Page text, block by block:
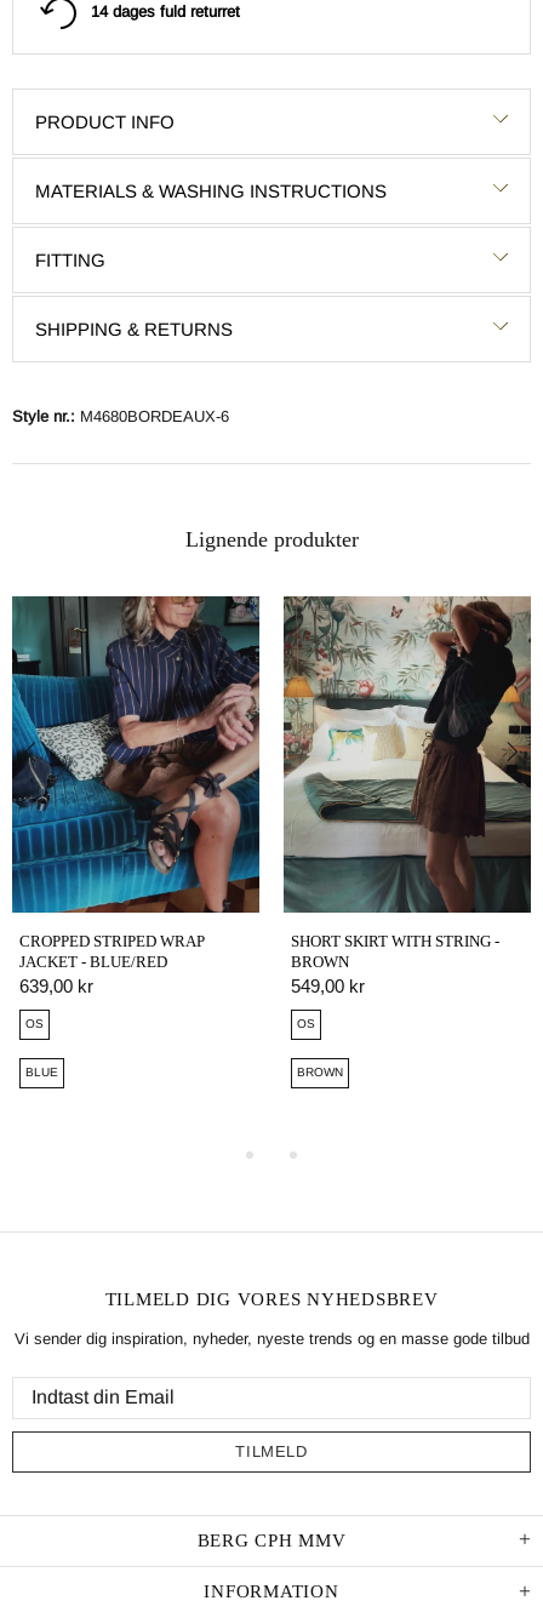
14 dages fuld returret
PRODUCT INFO
MATERIALS & WASHING INSTRUCTIONS
FITTING
SHIPPING & RETURNS
Style nr.: M4680BORDEAUX-6
Lignende produkter
CROPPED STRIPED WRAP
JACKET - BLUE/RED
639,00 kr
OS
BLUE
SHORT SKIRT WITH STRING -
BROWN
549,00 kr
OS
BROWN
TILMELD DIG VORES NYHEDSBREV
Vi sender dig inspiration, nyheder, nyeste trends og en masse gode tilbud
BERG CPH MMV
INFORMATION